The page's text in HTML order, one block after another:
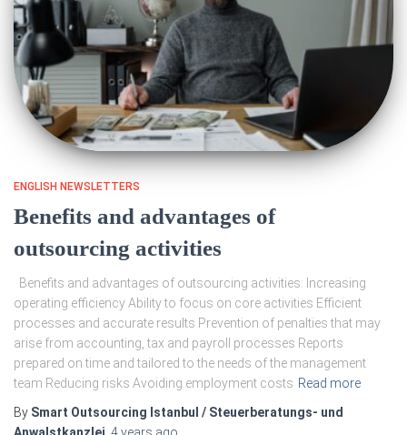
ENGLISH NEWSLETTERS
Benefits and advantages of
outsourcing activities
Benefits and advantages of outsourcing activities: Increasing
operating efficiency Ability to focus on core activities Efficient
processes and accurate results Prevention of penalties that may
arise from accounting, tax and payroll processes Reports
prepared on time and tailored to the needs of the management
team Reducing risks Avoiding employment costs Read more
By Smart Outsourcing Istanbul / Steuerberatungs- und